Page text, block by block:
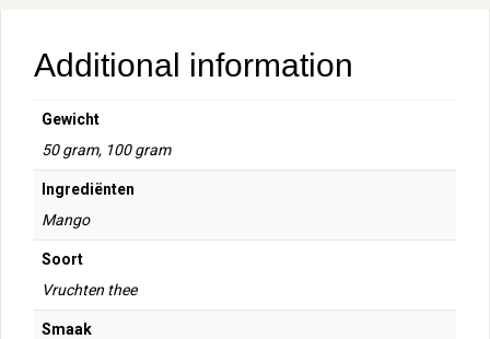
Additional information
Gewicht
50 gram, 100 gram
Ingrediënten
Mango
Soort
Vruchten thee
Smaak